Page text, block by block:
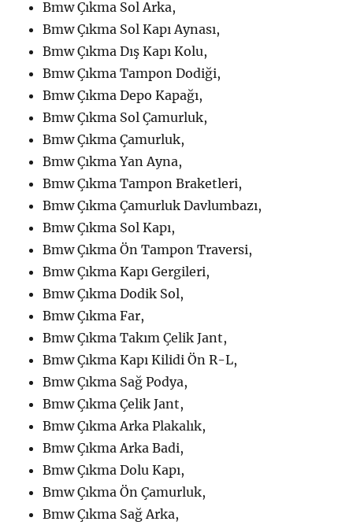
Bmw Çıkma Sol Arka,
Bmw Çıkma Sol Kapı Aynası,
Bmw Çıkma Dış Kapı Kolu,
Bmw Çıkma Tampon Dodiği,
Bmw Çıkma Depo Kapağı,
Bmw Çıkma Sol Çamurluk,
Bmw Çıkma Çamurluk,
Bmw Çıkma Yan Ayna,
Bmw Çıkma Tampon Braketleri,
Bmw Çıkma Çamurluk Davlumbazı,
Bmw Çıkma Sol Kapı,
Bmw Çıkma Ön Tampon Traversi,
Bmw Çıkma Kapı Gergileri,
Bmw Çıkma Dodik Sol,
Bmw Çıkma Far,
Bmw Çıkma Takım Çelik Jant,
Bmw Çıkma Kapı Kilidi Ön R-L,
Bmw Çıkma Sağ Podya,
Bmw Çıkma Çelik Jant,
Bmw Çıkma Arka Plakalık,
Bmw Çıkma Arka Badi,
Bmw Çıkma Dolu Kapı,
Bmw Çıkma Ön Çamurluk,
Bmw Çıkma Sağ Arka,